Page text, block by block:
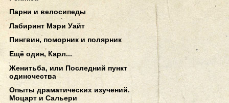
Парни и велосипеды
Лабиринт Мэри Уайт
Пингвин, поморник и полярник
Ещё один, Карл...
Женитьба, или Последний пункт
одиночества
Опыты драматических изучений.
Моцарт и Сальери